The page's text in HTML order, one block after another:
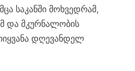
საკანში მოხვედრამ,
და მკურნალობის
დღევანდელ